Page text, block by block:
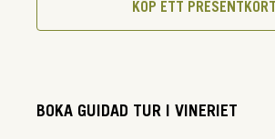
KÖP ETT PRESENTKORT
BOKA GUIDAD TUR I VINERIET